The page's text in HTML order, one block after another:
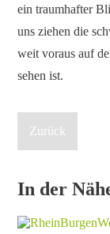
ein traumhafter
uns ziehen die
weit voraus auf
sehen ist.
Zurück
In der